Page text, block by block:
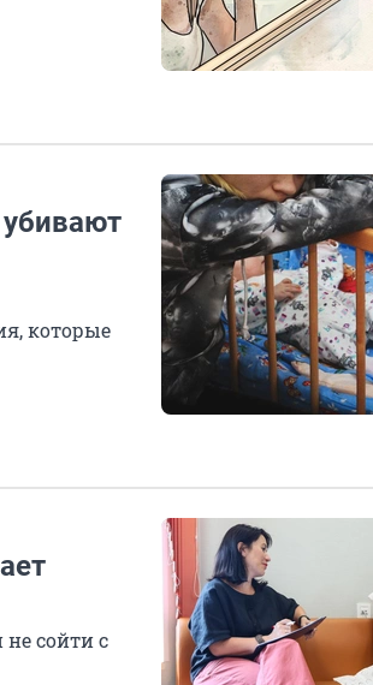
которые
сойти с